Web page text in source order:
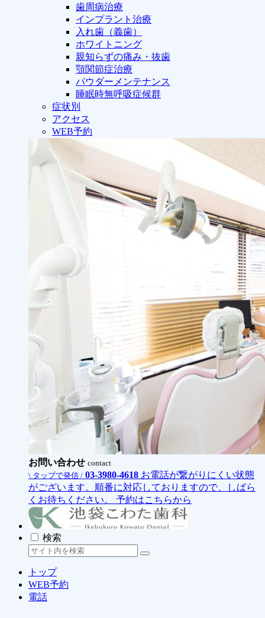
歯周病治療
インプラント治療
入れ歯（義歯）
ホワイトニング
親知らずの痛み・抜歯
顎関節症治療
パウダーメンテナンス
睡眠時無呼吸症候群
症状別
アクセス
WEB予約
お問い合わせ contact
\ タップで発信 / 03-3980-4618 お電話が繋がりにくい状態
がございます。順番に対応しておりますので、しばら
くお待ちください。
予約はこちらから
検索
トップ
WEB予約
電話